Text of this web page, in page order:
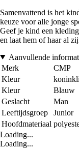
Samenvattend is het
keuze voor alle jonge
Geef je kind een
en laat hem of haar al
Aanvullende
Merk
CMP
Kleur
Kleur
Blauw
Geslacht
Man
Leeftijdsgroep
Junior
Hoofdmateriaal
Loading...
Loading...